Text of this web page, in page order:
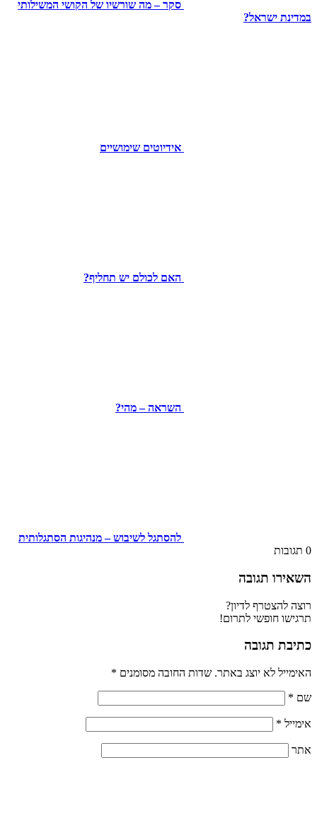
סקר – מה שורשיו של הקושי המשילותי
במדינת ישראל?
אידיוטים שימושיים
האם לכולם יש תחליף?
השראה – מהי?
להסתגל לשיבוש – מנהיגות הסתגלותית
0 תגובות
השאירו תגובה
רוצה להצטרף לדיון?
תרגישו חופשי לתרום!
כתיבת תגובה
האימייל לא יוצג באתר. שדות החובה מסומנים *
שם *
אימייל *
אתר